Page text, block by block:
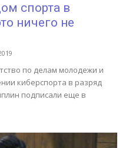
спорта в
ничего не
по делам молодежи и
киберспорта в разряд
подписали еще в